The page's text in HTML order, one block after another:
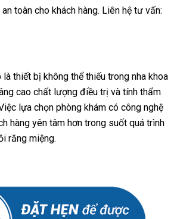
toàn cho khách hàng. Liên hệ tư vấn:
thiết bị không thể thiếu trong nha khoa
cao chất lượng điều trị và tính thẩm
lựa chọn phòng khám có công nghệ
hàng yên tâm hơn trong suốt quá trình
răng miệng.